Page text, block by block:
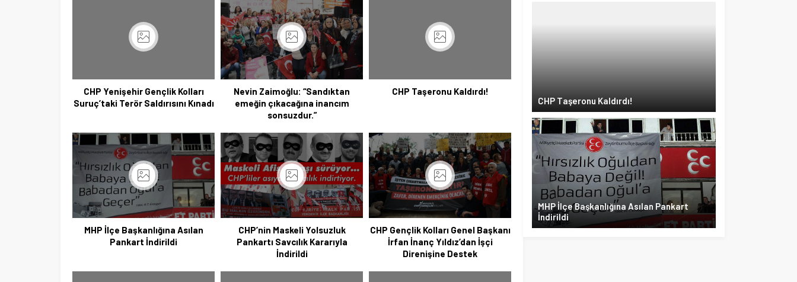
CHP Yenişehir Gençlik Kolları
Suruç’taki Terör Saldırısını Kınadı
Nevin Zaimoğlu: “Sandıktan
emeğin çıkacağına inancım
sonsuzdur.”
CHP Taşeronu Kaldırdı!
MHP İlçe Başkanlığına Asılan
Pankart İndirildi
CHP’nin Maskeli Yolsuzluk
Pankartı Savcılık Kararıyla
İndirildi
CHP Gençlik Kolları Genel Başkanı
İrfan İnanç Yıldız’dan İşçi
Direnişine Destek
CHP Taşeronu Kaldırdı!
MHP İlçe Başkanlığına Asılan Pankart
İndirildi